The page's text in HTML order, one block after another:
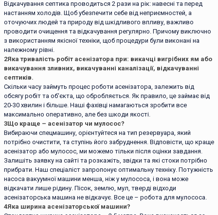
Відкачування септика проводиться 2 рази на рік: навесні та перед
настанням холодів. Щоб убезпечити себе від неприємностей, а
оточуючих людей та природу від шкідливого впливу, важливо
проводити очищення та відкачування регулярно. Причому виключно
з використанням якісної техніки, щоб процедури були виконані на
належному рівні.
2Яка тривалість робіт асенізатора при: викачці вигрібних ям або
викачування зливних, викачуванні каналізації, відкачуванні
септиків.
Скільки часу займуть процес роботи асенізатора, залежить від
обсягу робіт та об'єкта, що обробляється. Як правило, це займає від
20-30 хвилин і більше. Наші фахівці намагаються зробити все
максимально оперативно, але без шкоди якості.
3Що краще – асенізатор чи мулосос?
Вибираючи спецмашину, орієнтуйтеся на тип резервуара, який
потрібно очистити, та ступінь його забруднення. Відповісти, що краще
асенізатор або мулосос, ми можемо тільки після оцінки завдання.
Залишіть заявку на сайті та розкажіть, звідки та які стоки потрібно
прибрати. Наш спеціаліст запропонує оптимальну техніку. Потужність
насоса вакуумної машини менша, ніж у мулососа, і вона може
відкачати лише рідину. Пісок, землю, мул, тверді відходи
асенізаторська машина не відкачує. Все це – робота для мулососа.
4Яка ширина асенізаторської машини?